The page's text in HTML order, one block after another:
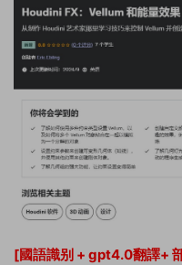
[國語識别 + gpt4.0翻譯+